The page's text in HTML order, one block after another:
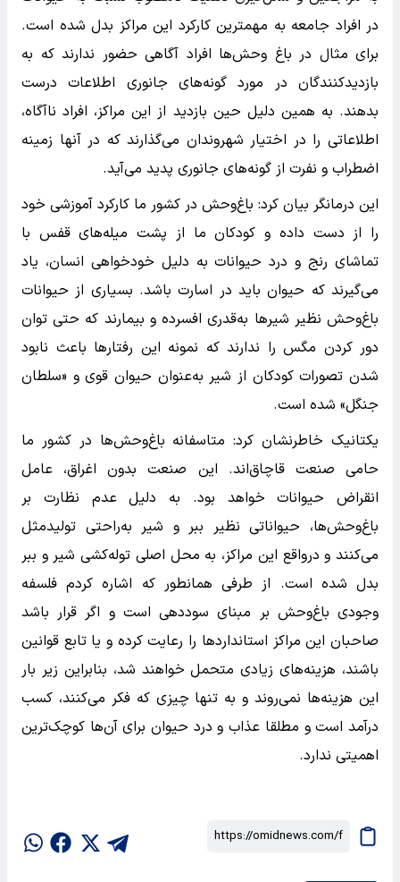
در افراد جامعه به مهمترین کارکرد‌ این مراکز بدل شده است.
برای مثال در باغ‌ وحش‌ها افراد آگاهی حضور ندارند که به
بازدید‌کنندگان در مورد گونه‌های جانوری اطلاعات درست
بدهند. به همین دلیل حین بازدید از این مراکز، افراد نا‌آگاه،
اطلاعاتی را در اختیار شهروندان می‌گذارند که در آنها زمینه
اضطراب و نفرت از گونه‌های جانوری پدید می‌آید.
این درمانگر بیان کرد: باغ‌وحش در کشور ما کارکرد آموزشی خود
را از دست داده و کودکان ما از پشت میله‌های قفس با
تماشای رنج و درد حیوانات به دلیل خودخواهی انسان، یاد
می‌گیرند که حیوان باید در اسارت باشد. بسیاری از حیوانات
باغ‌وحش نظیر شیر‌ها به‌قدری افسرده و بیمارند که حتی توان
دور کردن مگس را ندارند که نمونه این رفتار‌ها باعث نابود
شدن تصورات کودکان از شیر به‌عنوان حیوان قوی و «سلطان
جنگل» شده است.
یکتانیک خاطرنشان کرد: متاسفانه باغ‌وحش‌ها در کشور ما
حامی صنعت قاچاق‌اند. این صنعت بدون اغراق، عامل
انقراض حیوانات خواهد بود. به دلیل عدم نظارت بر
باغ‌وحش‌ها، حیواناتی نظیر ببر و شیر به‌راحتی تولید‌مثل
می‌کنند و در‌واقع این مراکز، به محل اصلی توله‌کشی شیر و ببر
بدل شده است. از طرفی همانطور که اشاره کردم فلسفه
وجودی باغ‌وحش بر مبنای سوددهی است و اگر قرار باشد
صاحبان این مراکز استاندارد‌ها را رعایت کرده و یا تابع قوانین
باشند، هزینه‌های زیادی متحمل خواهند شد، بنابراین زیر بار
این هزینه‌ها نمی‌روند و به تنها چیزی که فکر می‌کنند، کسب
درآمد است و مطلقا عذاب و درد حیوان برای آن‌ها کوچک‌ترین
اهمیتی ندارد.